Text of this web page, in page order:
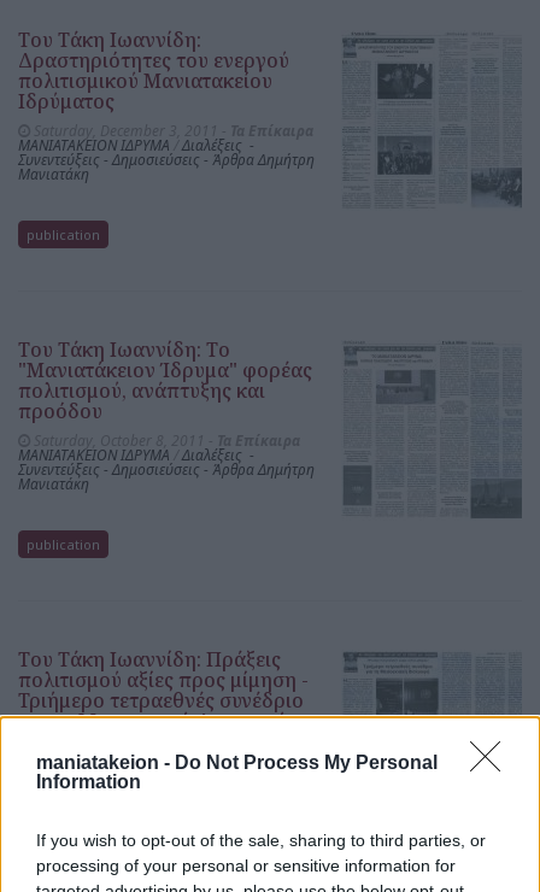
maniatakeion - Do Not Process My Personal
Information
If you wish to opt-out of the sale, sharing to third parties, or
processing of your personal or sensitive information for
Του Τάκη Ιωαννίδη:
Δραστηριότητες του ενεργού
πολιτισμικού Μανιατακείου
Ιδρύματος
ΜΑΝΙΑΤΑΚΕΙΟΝ ΙΔΡΥΜΑ Διαλέξεις -
Συνεντεύξεις - Δημοσιεύσεις - Άρθρα Δημήτρη
Μανιατάκη
publication
Του Τάκη Ιωαννίδη: Το
"Μανιατάκειον Ίδρυμα" φορέας
πολιτισμού, ανάπτυξης και
προόδου
ΜΑΝΙΑΤΑΚΕΙΟΝ ΙΔΡΥΜΑ Διαλέξεις -
Συνεντεύξεις - Δημοσιεύσεις - Άρθρα Δημήτρη
Μανιατάκη
publication
Του Τάκη Ιωαννίδη: Πράξεις
πολιτισμού αξίες προς μίμηση -
Τριήμερο τετραεθνές συνέδριο
για τη Μεσογειακή Διατροφή
Saturday, August 6, 2011 -Τα Επίκαιρα
ΜΑΝΙΑΤΑΚΕΙΟΝ ΙΔΡΥΜΑ /Διαλέξεις -
Συνεντεύξεις - Δημοσιεύσεις - Άρθρα Δημήτρη
Μανιατάκη
publication